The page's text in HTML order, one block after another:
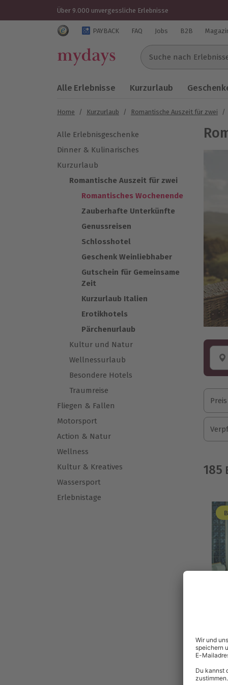
Über 9.000 unvergessliche Erlebnisse
Trustedshops Bewertungen für mydays.de
PAYBACK FAQ Jobs B2B
Suche nach
Alle Erlebnisse Kurzurlaub
Home / Kurzurlaub / Romantische Auszeit für zwei /
Alle Erlebnisgeschenke
Dinner & Kulinarisches
Kurzurlaub
Romantische Auszeit für zwei
Romantisches Wochenende
Zauberhafte Unterkünfte
Genussreisen
Schlosshotel
Geschenk Weinliebhaber
Gutschein für Gemeinsame
Zeit
Kurzurlaub Italien
Erotikhotels
Pärchenurlaub
Kultur und Natur
Wellnessurlaub
Besondere Hotels
Traumreise
Fliegen & Fallen
Motorsport
Action & Natur
Wellness
Kultur & Kreatives
Wassersport
Erlebnistage
Preis
185